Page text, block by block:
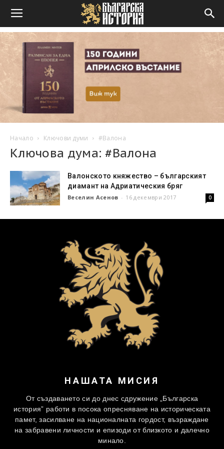
Начало Ключови думи #Валона
Ключова дума: #Валона
Валонското княжество – българският
диамант на Адриатическия бряг
Веселин Асенов - 16 декември 2017 0
НАШАТА МИСИЯ
От създаването си до днес сдружение „Българска
история” работи в посока опресняване на историческата
памет, засилване на националната гордост, възраждане
на забравени личности и епизоди от близкото и далечно
минало.